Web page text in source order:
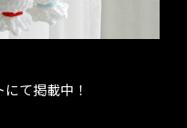
て掲載中！